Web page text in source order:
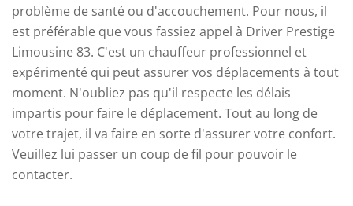
problème de santé ou d'accouchement. Pour nous, il
est préférable que vous fassiez appel à Driver Prestige
Limousine 83. C'est un chauffeur professionnel et
expérimenté qui peut assurer vos déplacements à tout
moment. N'oubliez pas qu'il respecte les délais
impartis pour faire le déplacement. Tout au long de
votre trajet, il va faire en sorte d'assurer votre confort.
Veuillez lui passer un coup de fil pour pouvoir le
contacter.